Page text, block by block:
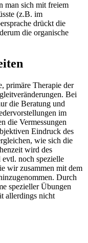
man sich mit freiem
(z.B. im
drückt die
die organische
primäre Therapie der
Bei
die Beratung und
im
die Vermessungen
Eindruck des
wie sich die
wird des
noch spezielle
wir zusammen mit dem
Durch
spezieller Übungen
allerdings nicht